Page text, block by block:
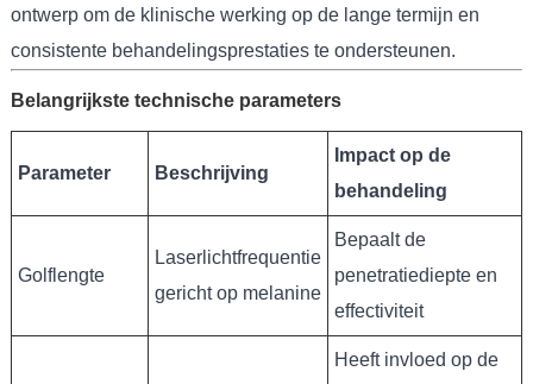
ontwerp om de klinische werking op de lange termijn en
consistente behandelingsprestaties te ondersteunen.
Belangrijkste technische parameters
Parameter Beschrijving
Impact op de
behandeling
Golflengte
Laserlichtfrequentie
gericht op melanine
Bepaalt de
penetratiediepte en
effectiviteit
Heeft invloed op de